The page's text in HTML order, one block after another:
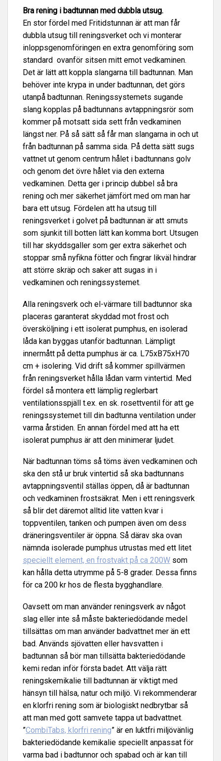
Bra rening i badtunnan med dubbla utsug.
En stor fördel med Fritidstunnan är att man får
dubbla utsug till reningsverket och vi monterar
inloppsgenomföringen en extra genomföring som
standard ovanför sitsen mitt emot vedkaminen.
Det är lätt att koppla slangarna till badtunnan. Man
behöver inte krypa in under badtunnan, det görs
utanpå badtunnan. Reningssystemets sugande
slang kopplas på badtunnans avtappningsrör som
kommer på motsatt sida sett från vedkaminen
längst ner. På så sätt så får man slangarna in och ut
från badtunnan på samma sida. På detta sätt sugs
vattnet ut genom centrum hålet i badtunnans golv
och genom det övre hålet via den externa
vedkaminen. Detta ger i princip dubbel så bra
rening och mer säkerhet jämfört med om man har
bara ett utsug. Fördelen att ha utsug till
reningsverket i golvet på badtunnan är att smuts
som sjunkit till botten lätt kan komma bort. Utsugen
till har skyddsgaller som ger extra säkerhet och
stoppar små nyfikna fötter och fingrar likväl hindrar
att större skräp och saker att sugas in i
vedkaminen och reningssystemet.
Alla reningsverk och el-värmare till badtunnor ska
placeras garanterat skyddad mot frost och
översköljning i ett isolerat pumphus, en isolerad
låda kan byggas utanför badtunnan. Lämpligt
innermått på detta pumphus är ca. L75xB75xH70
cm + isolering. Vid drift så kommer spillvärmen
från reningsverket hålla lådan varm vintertid. Med
fördel så montera ett lämplig reglerbart
ventilationsspjäll t.ex. en sk. rosettventil för att ge
reningssystemet till din badtunna ventilation under
varma årstiden. En annan fördel med att ha ett
isolerat pumphus är att den minimerar ljudet.
När badtunnan töms så töms även vedkaminen och
ska den stå ur bruk vintertid så ska badtunnans
avtappningsventil ställas öppen, då är badtunnan
och vedkaminen frostsäkrat. Men i ett reningsverk
så blir det däremot alltid lite vatten kvar i
toppventilen, tanken och pumpen även om dess
dräneringsventiler är öppna. Så därav ska ovan
nämnda isolerade pumphus utrustas med ett litet
speciellt element, en frostvakt på ca 200W som
kan hålla detta utrymme på 5-8 grader. Dessa finns
för ca 200 kr hos de flesta bygghandlare.
Oavsett om man använder reningsverk av något
slag eller inte så måste bakteriedödande medel
tillsättas om man använder badvattnet mer än ett
bad. Används sjövatten eller havsvatten i
badtunnan så bör man tillsätta bakteriedödande
kemi redan inför första badet. Att välja rätt
reningskemikalie till badtunnan är viktigt med
hänsyn till hälsa, natur och miljö. Vi rekommenderar
en klorfri rening som är biologiskt nedbrytbar så
att man med gott samvete tappa ut badvattnet.
”CombiTabs, klorfri rening” är en luktfri miljövänlig
bakteriedödande kemikalie speciellt anpassat för
varma bad i badtunnor och spabad och är kan till